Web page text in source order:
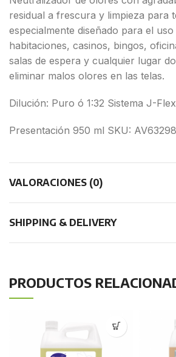
residual a frescura y limpieza para
especialmente diseñado para el
habitaciones, casinos, bingos,
salas de espera y cualquier lugar
eliminar malos olores en las telas.
Dilución: Puro ó 1:32 Sistema J-Flex
Presentación 950 ml SKU: AV63298
VALORACIONES (0)
SHIPPING & DELIVERY
PRODUCTOS